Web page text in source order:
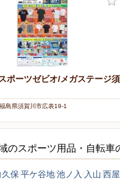
ポーツゼビオ/メガステージ須
島県須賀川市広表19-1
のスポーツ用品・自転車
久保 平ケ谷地池ノ入 入山 西